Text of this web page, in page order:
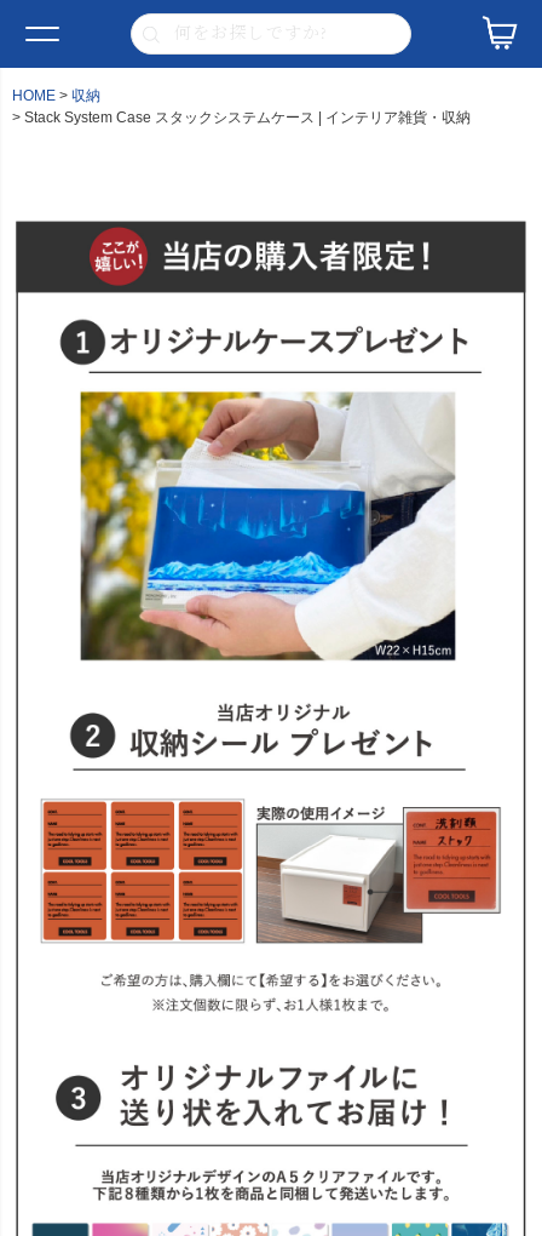
HOME
収納
Stack System Case スタックシステムケース | インテリア雑貨・収納